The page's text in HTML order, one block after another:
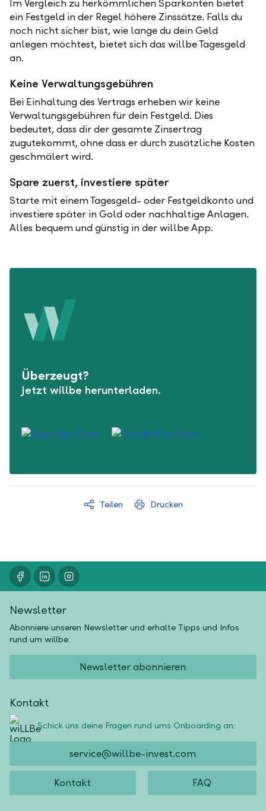
Im Vergleich zu herkömmlichen Sparkonten bietet
ein Festgeld in der Regel höhere Zinssätze. Falls du
noch nicht sicher bist, wie lange du dein Geld
anlegen möchtest, bietet sich das willbe Tagesgeld
an.
Keine Verwaltungsgebühren
Bei Einhaltung des Vertrags erheben wir keine
Verwaltungsgebühren für dein Festgeld. Dies
bedeutet, dass dir der gesamte Zinsertrag
zugutekommt, ohne dass er durch zusätzliche Kosten
geschmälert wird.
Spare zuerst, investiere später
Starte mit einem Tagesgeld- oder Festgeldkonto und
investiere später in Gold oder nachhaltige Anlagen.
Alles bequem und günstig in der willbe App.
Überzeugt?
Jetzt willbe herunterladen.
Teilen Drucken
Newsletter
Abonniere unseren Newsletter und erhalte Tipps und Infos
rund um willbe.
Newsletter abonnieren
Kontakt
Schick uns deine Fragen rund ums Onboarding an:
service@willbe-invest.com
Kontakt FAQ